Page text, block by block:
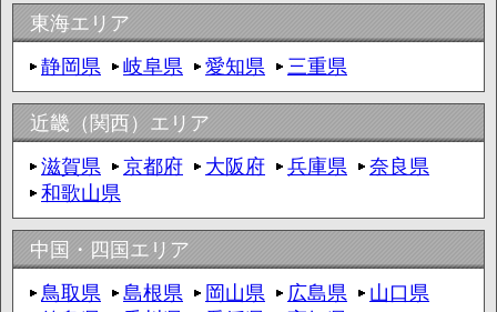
東海エリア
静岡県
岐阜県 愛知県 三重県
近畿（関西）エリア
滋賀県
京都府 大阪府 兵庫県
奈良県
和歌山県
中国・四国エリア
鳥取県
島根県 岡山県 広島県
山口県